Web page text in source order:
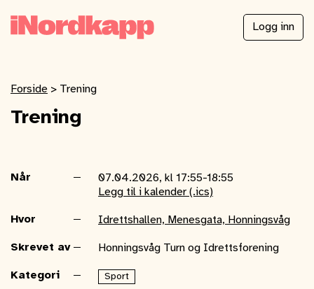
Logg inn
Forside > Trening
Trening
Når
07.04.2026, kl 17:55-18:55
Legg til i kalender (.ics)
Hvor Idrettshallen, Menesgata, Honningsvåg
Skrevet av Honningsvåg Turn og Idrettsforening
Kategori Sport